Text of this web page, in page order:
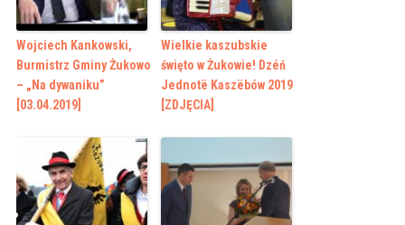
Wojciech Kankowski,
Burmistrz Gminy Żukowo
– „Na dywaniku”
[03.04.2019]
Wielkie kaszubskie
święto w Żukowie! Dzéń
Jednotë Kaszëbów 2019
[ZDJĘCIA]